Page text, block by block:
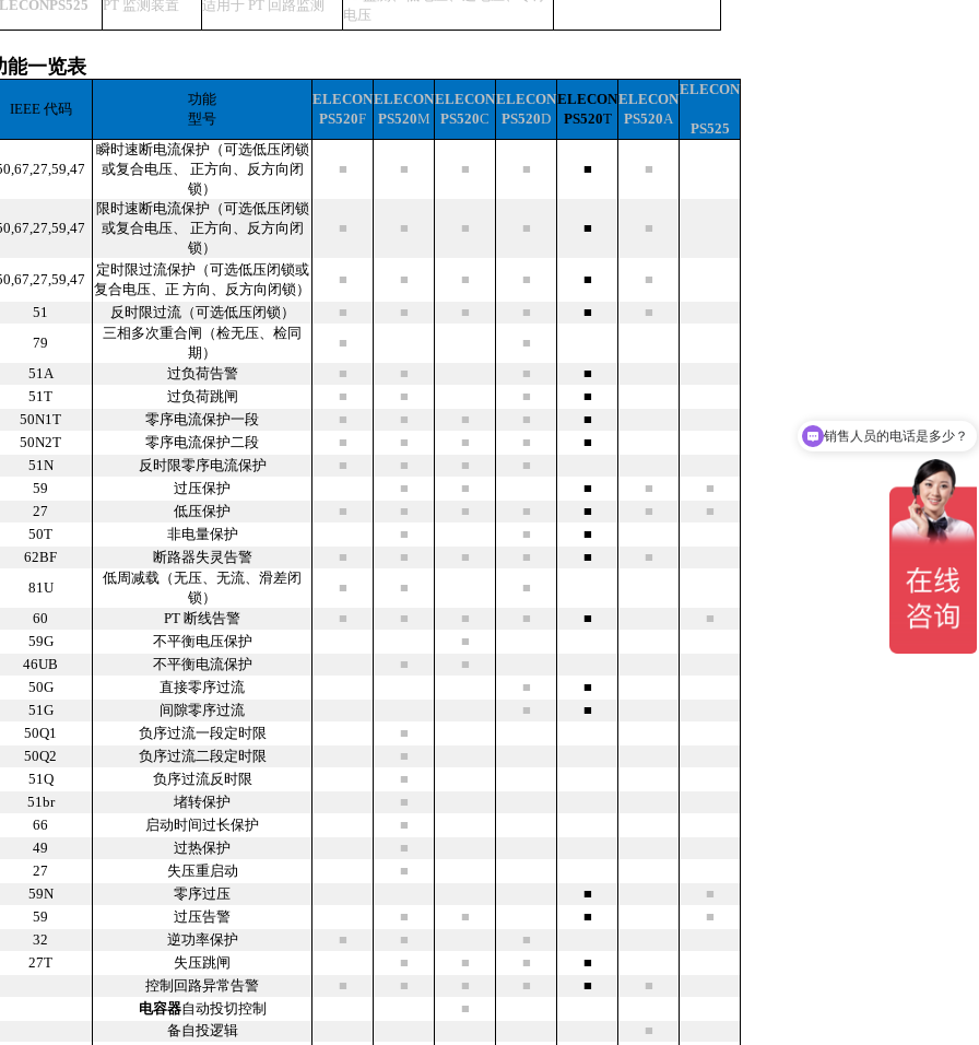
PS525 PT 监测装置 适用于 PT 回路监测
电压
能一览表
IEEE 代码
功能
型号
ELECON
PS520F
ELECON
PS520M
ELECON
PS520C
ELECON
PS520D
ELECON
PS520T
ELECON
PS520A
ELECON
PS525
瞬时速断电流保护（可选低压闭锁
或复合电压、 正方向、反方向闭
锁）
■ ■ ■ ■ ■ ■
限时速断电流保护（可选低压闭锁
或复合电压、 正方向、反方向闭
锁）
■ ■ ■ ■ ■ ■
定时限过流保护（可选低压闭锁或
复合电压、正 方向、反方向闭锁）
■ ■ ■ ■ ■ ■
51 反时限过流（可选低压闭锁） ■ ■ ■ ■ ■
■
79
三相多次重合闸（检无压、检同
期）
■
■
51A
过负荷告警 ■ ■ ■
■
51T
过负荷跳闸 ■ ■ ■
■
50N1T
零序电流保护一段 ■ ■ ■ ■
■
50N2T
零序电流保护二段 ■ ■ ■ ■
■
51N
反时限零序电流保护 ■ ■ ■
■
59
过压保护 ■ ■ ■ ■
■
27
低压保护 ■ ■ ■ ■ ■ ■
■
50T
非电量保护 ■ ■
■
62BF
断路器失灵告警 ■ ■ ■ ■ ■
■
81U
低周减载（无压、无流、滑差闭
锁）
■ ■
■
60
PT 断线告警 ■ ■ ■ ■ ■
■
59G
不平衡电压保护
■
46UB
不平衡电流保护 ■
■
50G
直接零序过流 ■
■
51G
间隙零序过流 ■
■
50Q1
负序过流一段定时限
■
50Q2
负序过流二段定时限
■
51Q
负序过流反时限
■
51br
堵转保护
■
66
启动时间过长保护
■
49
过热保护
■
27
失压重启动
■
59N
零序过压 ■
■
59
过压告警 ■ ■ ■
■
32
逆功率保护 ■ ■
■
27T
失压跳闸 ■ ■ ■
■
控制回路异常告警
■ ■ ■ ■ ■
■
电容器自动投切控制
■
备自投逻辑
■
公司联系方式是什么？